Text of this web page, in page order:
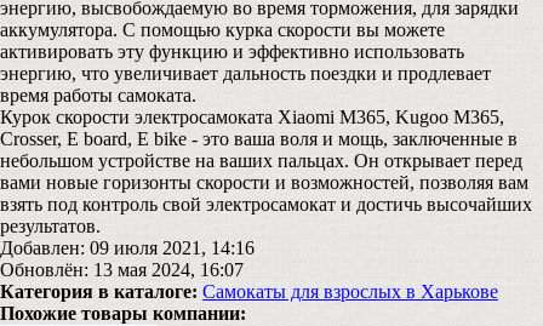
энергию, высвобождаемую во время торможения, для зарядки
аккумулятора. С помощью курка скорости вы можете
активировать эту функцию и эффективно использовать
энергию, что увеличивает дальность поездки и продлевает
время работы самоката.
Курок скорости электросамоката Xiaomi M365, Kugoo M365,
Crosser, E board, E bike - это ваша воля и мощь, заключенные в
небольшом устройстве на ваших пальцах. Он открывает перед
вами новые горизонты скорости и возможностей, позволяя вам
взять под контроль свой электросамокат и достичь высочайших
результатов.
Добавлен: 09 июля 2021, 14:16
Обновлён: 13 мая 2024, 16:07
Категория в каталоге: Самокаты для взрослых в Харькове
Похожие товары компании: